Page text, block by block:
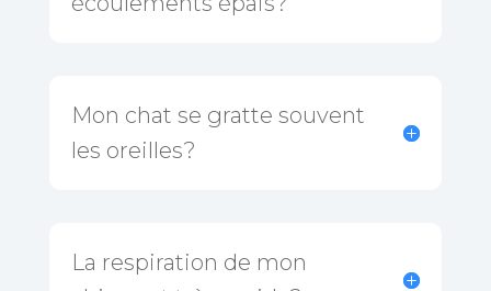
Mon chat se gratte souvent
les oreilles?
La respiration de mon